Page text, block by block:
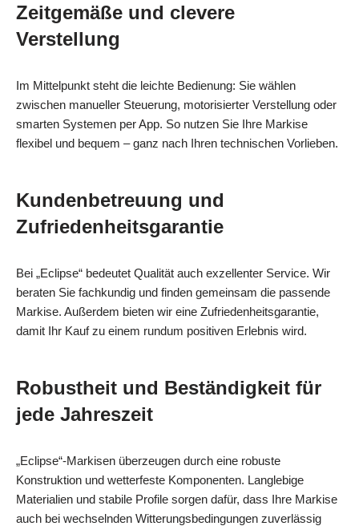
Zeitgemäße und clevere
Verstellung
Im Mittelpunkt steht die leichte Bedienung: Sie wählen
zwischen manueller Steuerung, motorisierter Verstellung oder
smarten Systemen per App. So nutzen Sie Ihre Markise
flexibel und bequem – ganz nach Ihren technischen Vorlieben.
Kundenbetreuung und
Zufriedenheitsgarantie
Bei „Eclipse“ bedeutet Qualität auch exzellenter Service. Wir
beraten Sie fachkundig und finden gemeinsam die passende
Markise. Außerdem bieten wir eine Zufriedenheitsgarantie,
damit Ihr Kauf zu einem rundum positiven Erlebnis wird.
Robustheit und Beständigkeit für
jede Jahreszeit
„Eclipse“-Markisen überzeugen durch eine robuste
Konstruktion und wetterfeste Komponenten. Langlebige
Materialien und stabile Profile sorgen dafür, dass Ihre Markise
auch bei wechselnden Witterungsbedingungen zuverlässig